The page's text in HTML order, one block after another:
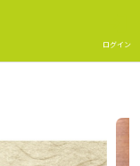
ログイン